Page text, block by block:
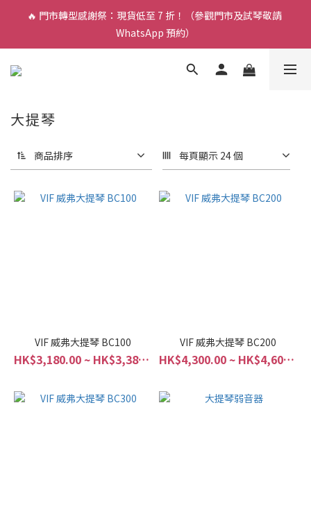
🎵 新生限時：$200 試堂優惠（包樂器借用）
🔥 門市轉型感謝祭：現貨低至 7 折！（參觀門市及試琴敬請
WhatsApp 預約）
🎵 新生限時：$200 試堂優惠（包樂器借用）
大提琴
商品排序 每頁顯示 24 個
VIF 威弗大提琴 BC100
HK$3,180.00 ~ HK$3,380.00
VIF 威弗大提琴 BC200
HK$4,300.00 ~ HK$4,600.00